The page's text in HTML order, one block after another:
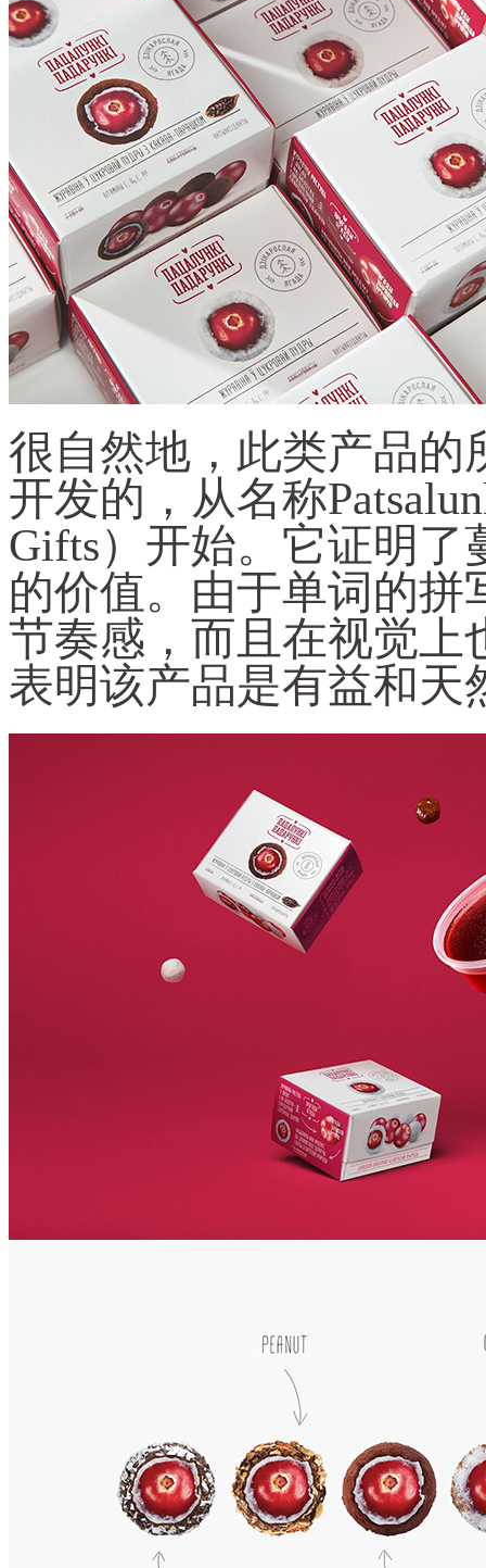
很自然地，此类产品的
开发的，从名称
Gifts）开始。它证明
的价值。由于单词的
节奏感，而且在视觉上
表明该产品是有益和天